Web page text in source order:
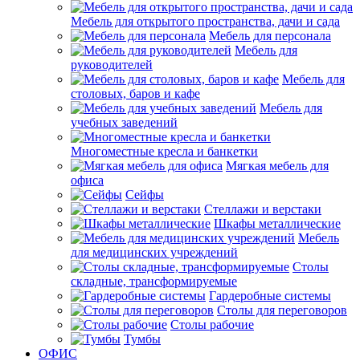
Мебель для открытого пространства, дачи и сада
Мебель для персонала
Мебель для
руководителей
Мебель для
столовых, баров и кафе
Мебель для
учебных заведений
Многоместные кресла и банкетки
Мягкая мебель для
офиса
Сейфы
Стеллажи и верстаки
Шкафы металлические
Мебель
для медицинских учреждений
Столы
складные, трансформируемые
Гардеробные системы
Столы для переговоров
Столы рабочие
Тумбы
ОФИС